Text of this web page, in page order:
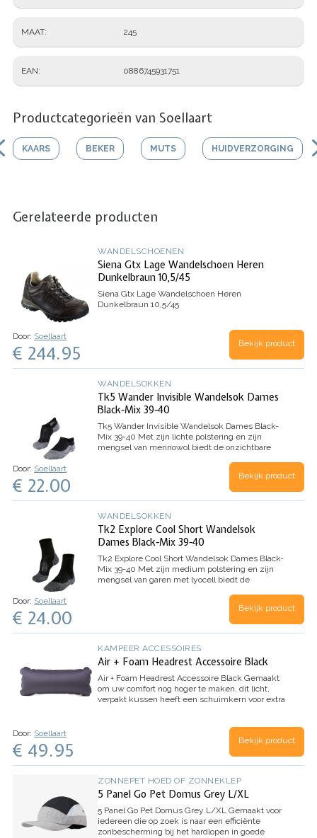
MAAT 245
EAN 0886745931751
Productcategorieën van Soellaart
KAARS BEKER MUTS HUIDVERZORGING
Gerelateerde producten
WANDELSCHOENEN
Siena Gtx Lage Wandelschoen Heren
Dunkelbraun 10,5/45
Siena Gtx Lage Wandelschoen Heren
Dunkelbraun 10,5/45
Door: Soellaart
€ 244.95 Bekijk product
WANDELSOKKEN
Tk5 Wander Invisible Wandelsok Dames
Black-Mix 39-40
Tk5 Wander Invisible Wandelsok Dames Black-
Mix 39-40 Met zijn lichte polstering en zijn
mengsel van merinowol biedt de onzichtbare
en een goede warmte-isolatie tijdens citytrips of
Door: Soellaart
€ 22.00 Bekijk product
WANDELSOKKEN
Tk2 Explore Cool Short Wandelsok
Dames Black-Mix 39-40
Tk2 Explore Cool Short Wandelsok Dames Black-
Mix 39-40 Met zijn medium polstering en zijn
mengsel van garen met lyocell biedt de
comfort en comfortabele ventilatie tijdens
Door: Soellaart
€ 24.00 Bekijk product
KAMPEER ACCESSOIRES
Air + Foam Headrest Accessoire Black
Air + Foam Headrest Accessoire Black Gemaakt
om uw comfort nog hoger te maken, dit licht,
verpakt kussen heeft een schuimkern voor extra
Door: Soellaart
€ 49.95 Bekijk product
ZONNEPET HOED OF ZONNEKLEP
5 Panel Go Pet Domus Grey L/XL
5 Panel Go Pet Domus Grey L/XL Gemaakt voor
iedereen die op zoek is naar een efficiënte
zonbescherming bij het hardlopen in goede